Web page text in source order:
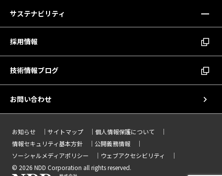
サステナビリティ
採用情報
技術情報ブログ
お問い合わせ
お知らせ サイトマップ
個人情報保護について
情報セキュリティ基本方針
公開義務情報
ソーシャルメディアポリシー
ウェブアクセシビリティ
© 2026 NDD Corporation all rights reserved.